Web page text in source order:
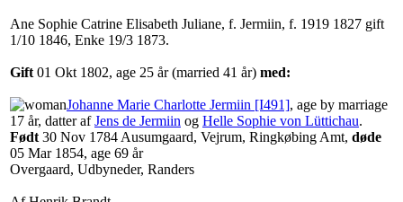
Ane Sophie Catrine Elisabeth Juliane, f. Jermiin, f. 1919 1827 gift
1/10 1846, Enke 19/3 1873.
Gift ‎01 Okt 1802, age 25 år (married 41 år) med:
Johanne Marie Charlotte Jermiin‏‎ [I491], age by marriage
17 år, datter afJens de Jermiin og Helle Sophie von Lüttichau‏.
Født ‎30 Nov 1784 Ausumgaard, Vejrum, Ringkøbing Amt, døde
‎05 Mar 1854‎, age 69 år
Overgaard, Udbyneder, Randers